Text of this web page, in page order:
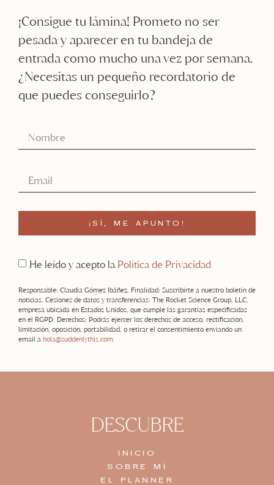
¡Consigue tu lámina! Prometo no ser
pesada y aparecer en tu bandeja de
entrada como mucho una vez por semana.
¿Necesitas un pequeño recordatorio de
que puedes conseguirlo?
He leído y acepto la Política de Privacidad
¡SÍ, ME APUNTO!
Responsable: Claudia Gómez Ibáñez. Finalidad: Suscribirte a nuestro boletín de
noticias. Cesiones de datos y transferencias: The Rocket Science Group, LLC,
empresa ubicada en Estados Unidos, que cumple las garantías especificadas
en el RGPD. Derechos: Podrás ejercer los derechos de acceso, rectificación,
limitación, oposición, portabilidad, o retirar el consentimiento enviando un
email a hola@suddenlythis.com
DESCUBRE
INICIO
SOBRE MÍ
EL PLANNER